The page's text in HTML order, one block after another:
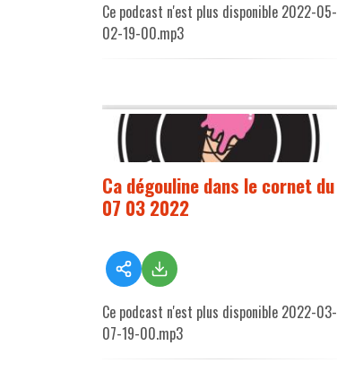
Ce podcast n'est plus disponible 2022-05-
02-19-00.mp3
Ca dégouline dans le cornet du
07 03 2022
Ce podcast n'est plus disponible 2022-03-
07-19-00.mp3